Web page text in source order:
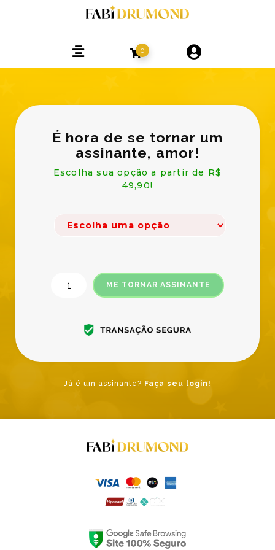
0
É hora de se tornar um
assinante, amor!
Escolha sua opção a partir de R$
49,90!
ME TORNAR ASSINANTE
Já é um assinante? Faça seu login!